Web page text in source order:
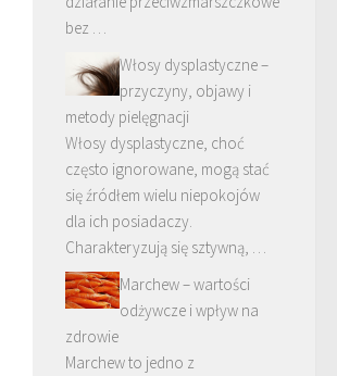
bez …
Włosy dysplastyczne –
przyczyny, objawy i
metody pielęgnacji
Włosy dysplastyczne, choć
często ignorowane, mogą stać
się źródłem wielu niepokojów
dla ich posiadaczy.
Charakteryzują się sztywną, …
Marchew – wartości
odżywcze i wpływ na
zdrowie
Marchew to jedno z